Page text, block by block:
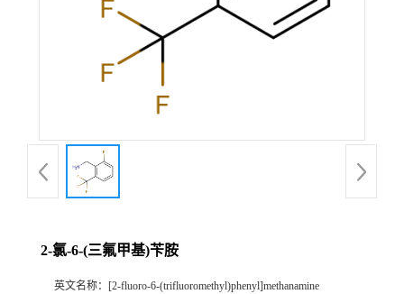
2-氯-6-(三氟甲基)苄胺
英文名称： [2-fluoro-6-(trifluoromethyl)phenyl]methanamine